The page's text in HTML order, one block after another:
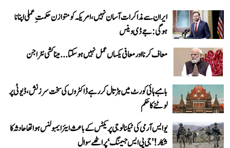
ایران سے مذاکرات آسان نہیں، امریکہ کو متوازن حکمتِ عملی اپنانا
ہوگی: جے ڈی وینس
معاف کرنا اور معافی یکساں عمل نہیں ہو سکتا... میناکشی نٹراجن
بامبے ہائی کورٹ میں ہڑتال کر رہے ڈاکٹروں کی سخت سرزنش، ڈیوٹی پر
لوٹنے کا حکم
یو ایس آرمی کی ٹیکنالوجی پریکٹس کے باعث ایئر ایمبولنس ہوا تھا حادثہ کا
شکار! ’جی پی ایس جیمنگ‘ پر اٹھے سوال